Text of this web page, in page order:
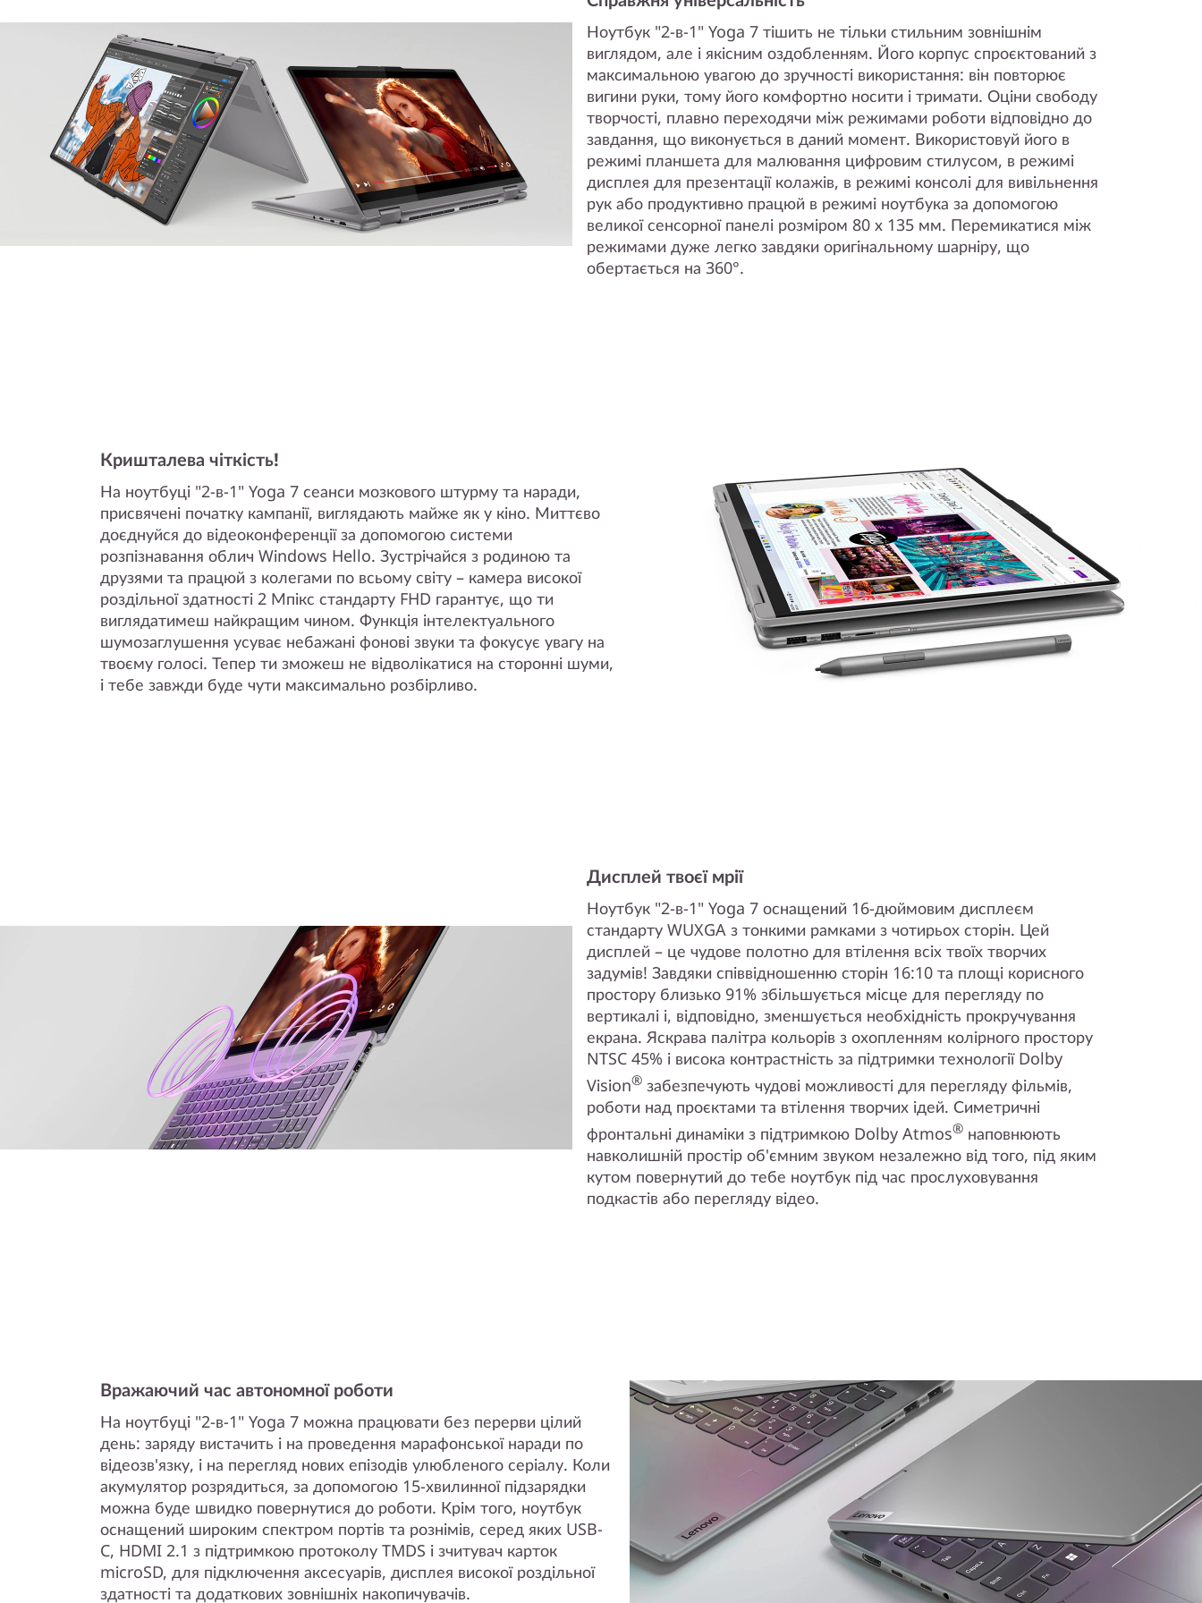
Ноутбук "2-в-1" Yoga 7 тішить не тільки стильним зовнішнім
виглядом, але і якісним оздобленням. Його корпус спроєктований з
максимальною увагою до зручності використання: він повторює
вигини руки, тому його комфортно носити і тримати. Оціни свободу
творчості, плавно переходячи між режимами роботи відповідно до
завдання, що виконується в даний момент. Використовуй його в
режимі планшета для малювання цифровим стилусом, в режимі
дисплея для презентації колажів, в режимі консолі для вивільнення
рук або продуктивно працюй в режимі ноутбука за допомогою
великої сенсорної панелі розміром 80 х 135 мм. Перемикатися між
режимами дуже легко завдяки оригінальному шарніру, що
обертається на 360°.
Кришталева чіткість!
На ноутбуці "2-в-1" Yoga 7 сеанси мозкового штурму та наради,
присвячені початку кампанії, виглядають майже як у кіно. Миттєво
доєднуйся до відеоконференції за допомогою системи
розпізнавання облич Windows Hello. Зустрічайся з родиною та
друзями та працюй з колегами по всьому світу – камера високої
роздільної здатності 2 Мпікс стандарту FHD гарантує, що ти
виглядатимеш найкращим чином. Функція інтелектуального
шумозаглушення усуває небажані фонові звуки та фокусує увагу на
твоєму голосі. Тепер ти зможеш не відволікатися на сторонні шуми,
і тебе завжди буде чути максимально розбірливо.
Дисплей твоєї мрії
Ноутбук "2-в-1" Yoga 7 оснащений 16-дюймовим дисплеєм
стандарту WUXGA з тонкими рамками з чотирьох сторін. Цей
дисплей – це чудове полотно для втілення всіх твоїх творчих
задумів! Завдяки співвідношенню сторін 16:10 та площі корисного
простору близько 91% збільшується місце для перегляду по
вертикалі і, відповідно, зменшується необхідність прокручування
екрана. Яскрава палітра кольорів з охопленням колірного простору
NTSC 45% і висока контрастність за підтримки технології Dolby
Vision® забезпечують чудові можливості для перегляду фільмів,
роботи над проєктами та втілення творчих ідей. Симетричні
фронтальні динаміки з підтримкою Dolby Atmos® наповнюють
навколишній простір об'ємним звуком незалежно від того, під яким
кутом повернутий до тебе ноутбук під час прослуховування
подкастів або перегляду відео.
Вражаючий час автономної роботи
На ноутбуці "2-в-1" Yoga 7 можна працювати без перерви цілий
день: заряду вистачить і на проведення марафонської наради по
відеозв'язку, і на перегляд нових епізодів улюбленого серіалу. Коли
акумулятор розрядиться, за допомогою 15-хвилинної підзарядки
можна буде швидко повернутися до роботи. Крім того, ноутбук
оснащений широким спектром портів та рознімів, серед яких USB-
C, HDMI 2.1 з підтримкою протоколу TMDS і зчитувач карток
microSD, для підключення аксесуарів, дисплея високої роздільної
здатності та додаткових зовнішніх накопичувачів.